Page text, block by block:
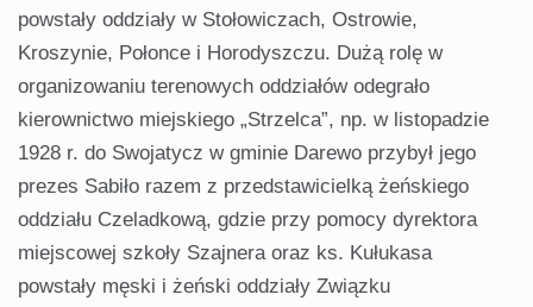
powstały oddziały w Stołowiczach, Ostrowie,
Kroszynie, Połonce i Horodyszczu. Dużą rolę w
organizowaniu terenowych oddziałów odegrało
kierownictwo miejskiego „Strzelca”, np. w listopadzie
1928 r. do Swojatycz w gminie Darewo przybył jego
prezes Sabiło razem z przedstawicielką żeńskiego
oddziału Czeladkową, gdzie przy pomocy dyrektora
miejscowej szkoły Szajnera oraz ks. Kułukasa
powstały męski i żeński oddziały Związku